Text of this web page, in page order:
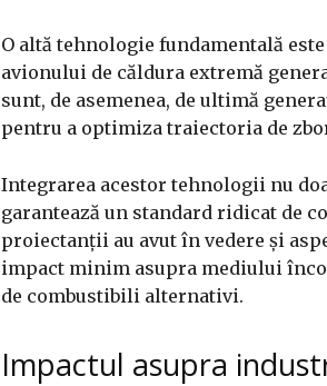
O altă tehnologie fundamentală
avionului de căldura extremă
sunt, de asemenea, de ultimă
pentru a optimiza traiectoria de
Integrarea acestor tehnologii nu
garantează un standard ridicat de
proiectanții au avut în vedere și
impact minim asupra mediului
de combustibili alternativi.
Impactul asupra